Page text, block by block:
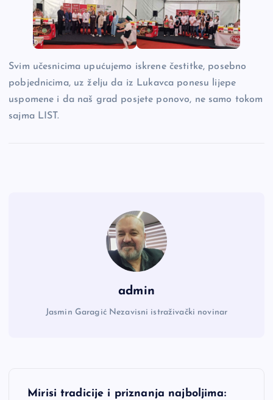
Svim učesnicima upućujemo iskrene čestitke, posebno
pobjednicima, uz želju da iz Lukavca ponesu lijepe
uspomene i da naš grad posjete ponovo, ne samo tokom
sajma LIST.
admin
Jasmin Garagić Nezavisni istraživački novinar
NMirisi tradicije i priznanja najboljima: